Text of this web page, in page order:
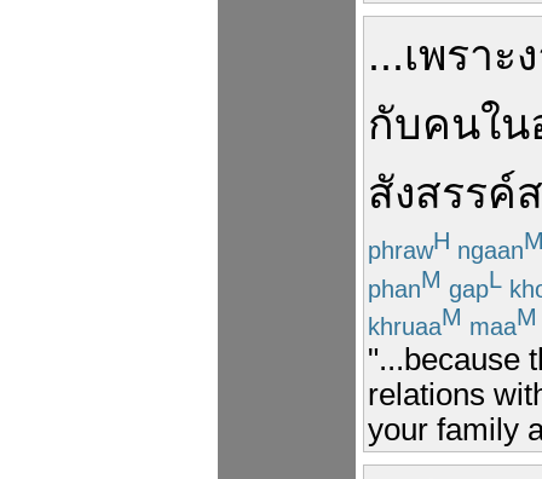
...เพราะ
กับคนใน
สังสรรค์
phrawH ngaan
phanM gapL
khruaaM maaM
"...because
relations
your family